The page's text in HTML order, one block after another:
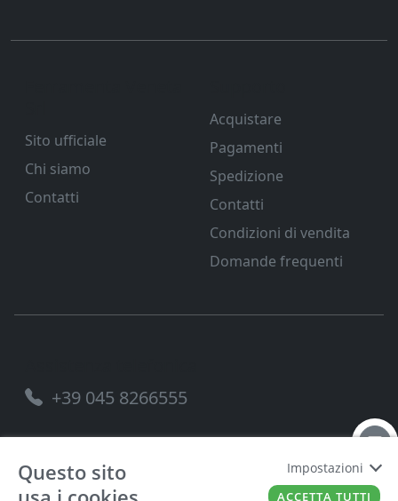
Sito ufficiale
Chi siamo
Contatti
Acquistare
Pagamenti
Spedizione
Contatti
Condizioni di vendita
Domande frequenti
+39 045 8266555
FERRAMENTA VENETA SRL 00221490238
Questo sito
Impostazioni
ACCETTA TUTTI